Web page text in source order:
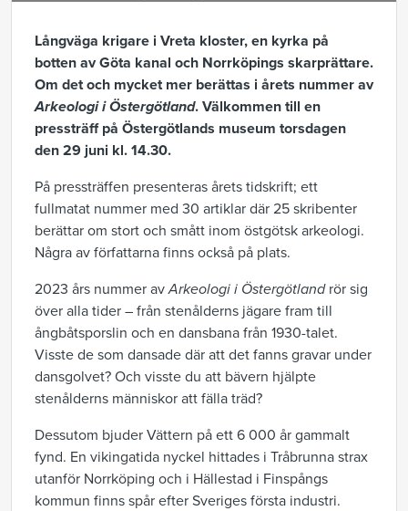
Långväga krigare i Vreta kloster, en kyrka på
botten av Göta kanal och Norrköpings skarprättare.
Om det och mycket mer berättas i årets nummer av
Arkeologi i Östergötland. Välkommen till en
pressträff på Östergötlands museum torsdagen
den 29 juni kl. 14.30.
På pressträffen presenteras årets tidskrift; ett
fullmatat nummer med 30 artiklar där 25 skribenter
berättar om stort och smått inom östgötsk arkeologi.
Några av författarna finns också på plats.
2023 års nummer avArkeologi i Östergötlandrör sig
över alla tider – från stenålderns jägare fram till
ångbåtsporslin och en dansbana från 1930-talet.
Visste de som dansade där att det fanns gravar under
dansgolvet? Och visste du att bävern hjälpte
stenålderns människor att fälla träd?
Dessutom bjuder Vättern på ett 6 000 år gammalt
fynd. En vikingatida nyckel hittades i Tråbrunna strax
utanför Norrköping och i Hällestad i Finspångs
kommun finns spår efter Sveriges första industri.